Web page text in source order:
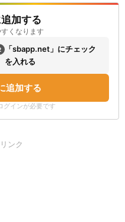
加する
くなります
「sbapp.net」にチェック
を入れる
追加する
グインが必要です
ンク